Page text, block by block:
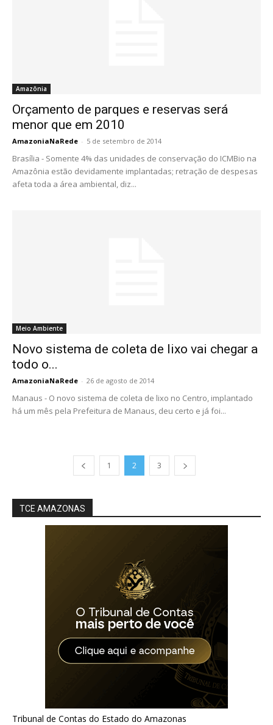
Amazônia
Orçamento de parques e reservas será
menor que em 2010
AmazoniaNaRede - 5 de setembro de 2014
Brasília - Somente 4% das unidades de conservação do ICMBio na
Amazônia estão devidamente implantadas; retração de despesas
afeta toda a área ambiental, diz...
Meio Ambiente
Novo sistema de coleta de lixo vai chegar a
todo o...
AmazoniaNaRede - 26 de agosto de 2014
Manaus - O novo sistema de coleta de lixo no Centro, implantado
há um mês pela Prefeitura de Manaus, deu certo e já foi...
1 2 3
TCE AMAZONAS
Tribunal de Contas do Estado do Amazonas